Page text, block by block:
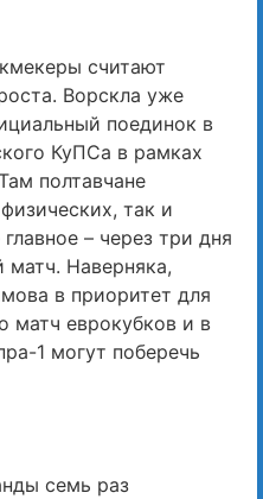
считают
Ворскла уже
поединок в
КуПСа в рамках
полтавчане
так и
– через три дня
матч. Наверняка,
в приоритет для
матч еврокубков и в
1 могут поберечь
семь раз